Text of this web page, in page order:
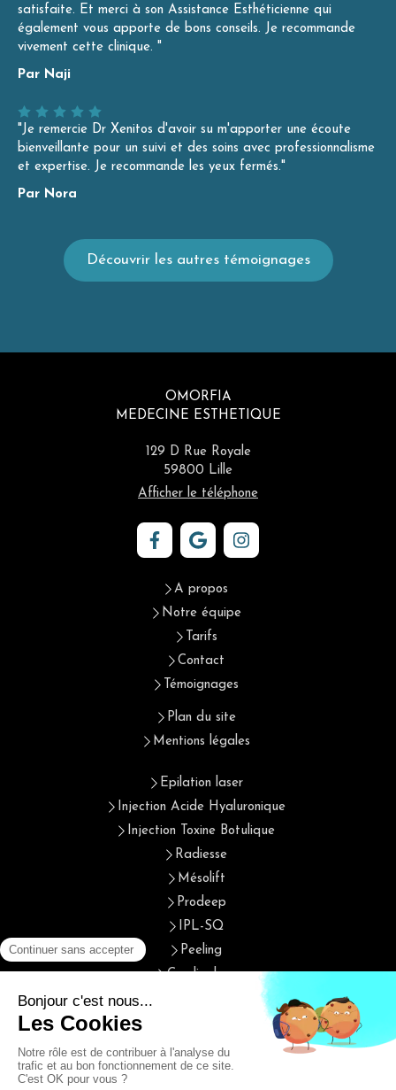
satisfaite. Et merci à son Assistance Esthéticienne qui
également vous apporte de bons conseils. Je recommande
vivement cette clinique. "
Par Naji
"Je remercie Dr Xenitos d'avoir su m'apporter une écoute
bienveillante pour un suivi et des soins avec professionnalisme
et expertise. Je recommande les yeux fermés."
Par Nora
Découvrir les autres témoignages
OMORFIA
MEDECINE ESTHETIQUE
129 D Rue Royale
59800 Lille
Afficher le téléphone
A propos
Notre équipe
Tarifs
Contact
Témoignages
Plan du site
Mentions légales
Epilation laser
Injection Acide Hyaluronique
Injection Toxine Botulique
Radiesse
Mésolift
Prodeep
IPL-SQ
Peeling
Cryolipolyse
Photothérapie et biostimulation
Radiofréquence
Plasma IQ